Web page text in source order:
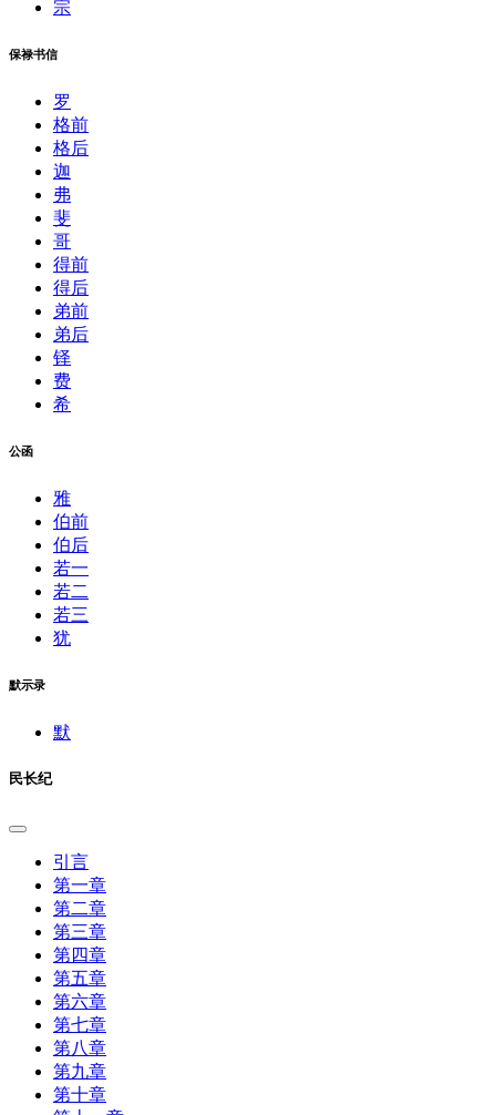
宗
保禄书信
罗
格前
格后
迦
弗
斐
哥
得前
得后
弟前
弟后
铎
费
希
公函
雅
伯前
伯后
若一
若二
若三
犹
默示录
默
民长纪
引言
第一章
第二章
第三章
第四章
第五章
第六章
第七章
第八章
第九章
第十章